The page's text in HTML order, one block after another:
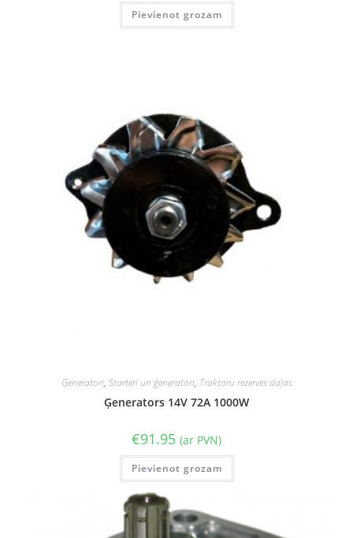
Pievienot grozam
Ģeneratori, Starteri un ģeneratori, Traktoru rezerves daļas
Ģenerators 14V 72A 1000W
€91.95 (ar PVN)
Pievienot grozam